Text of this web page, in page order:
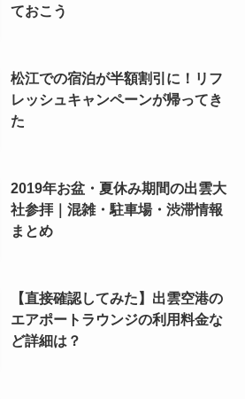
ておこう
松江での宿泊が半額割引に！リフ
レッシュキャンペーンが帰ってき
た
2019年お盆・夏休み期間の出雲大
社参拝｜混雑・駐車場・渋滞情報
まとめ
【直接確認してみた】出雲空港の
エアポートラウンジの利用料金な
ど詳細は？